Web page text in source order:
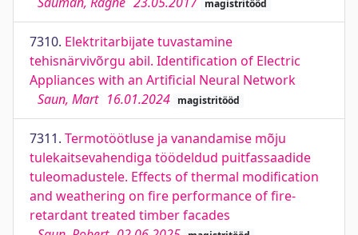
magistritööd
7310. Elektritarbijate tuvastamine
tehisnärvivõrgu abil. Identification of Electric
Appliances with an Artificial Neural Network
Saun, Mart 16.01.2024 magistritööd
7311. Termotöötluse ja vanandamise mõju
tulekaitsevahendiga töödeldud puitfassaadide
tuleomadustele. Effects of thermal modification
and weathering on fire performance of fire-
retardant treated timber facades